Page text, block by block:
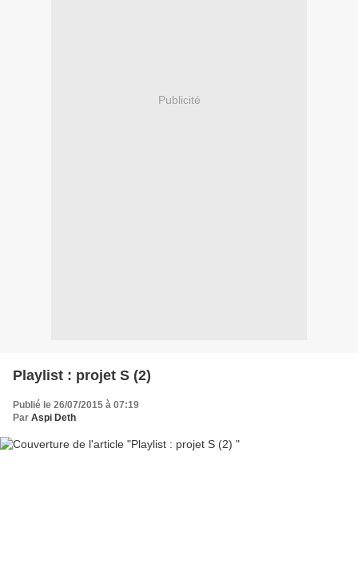
Publicité
Playlist : projet S (2)
Publié le 26/07/2015 à 07:19
Par Aspi Deth